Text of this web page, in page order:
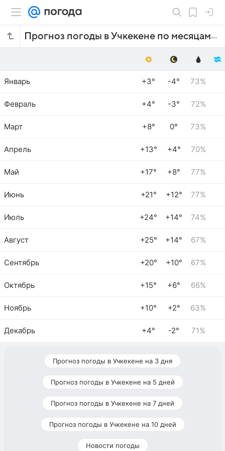
Прогноз погоды в Учкекене по месяцам
Январь +3° -4° 73%
Февраль +4° -3° 72%
Март +8° 0° 73%
Апрель +13° +4° 70%
Май +17° +8° 77%
Июнь +21° +12° 77%
Июль +24° +14° 74%
Август +25° +14° 67%
Сентябрь +20° +10° 67%
Октябрь +15° +6° 66%
Ноябрь +10° +2° 63%
Декабрь +4° -2° 71%
Прогноз погоды в Учкекене на 3 дня
Прогноз погоды в Учкекене на 5 дней
Прогноз погоды в Учкекене на 7 дней
Прогноз погоды в Учкекене на 10 дней
Новости погоды